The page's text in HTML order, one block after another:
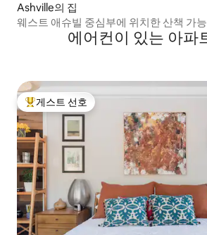
Ashville의 집
웨스트 애슈빌 중심부에 위치한 산책 가
에어컨이 있는 아파
상위 게스트 선호
게스트 선호